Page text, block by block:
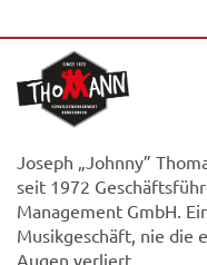
Joseph „Johnny”
seit 1972
Management GmbH.
Musikgeschäft, nie die
Augen verliert.